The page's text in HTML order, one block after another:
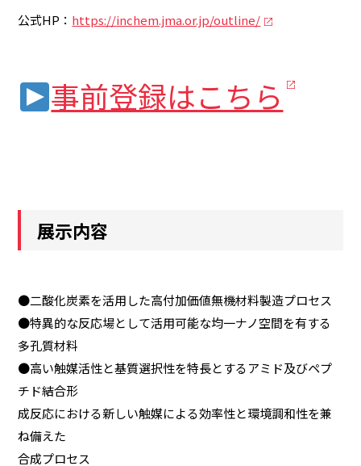
公式HP： https://inchem.jma.or.jp/outline/
事前登録はこちら
展示内容
●二酸化炭素を活用した高付加価値無機材料製造プロセス
●特異的な反応場として活用可能な均一ナノ空間を有する
多孔質材料
●高い触媒活性と基質選択性を特長とするアミド及びペプ
チド結合形
成反応における新しい触媒による効率性と環境調和性を兼
ね備えた
合成プロセス